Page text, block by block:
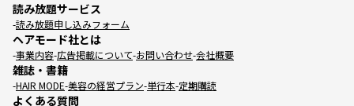
読み放題サービス
読み放題申し込みフォーム
ヘアモード社とは
事業内容 広告掲載について お問い合わせ 会社概要
雑誌・書籍
HAIR MODE 美容の経営プラン 単行本 定期購読
よくある質問